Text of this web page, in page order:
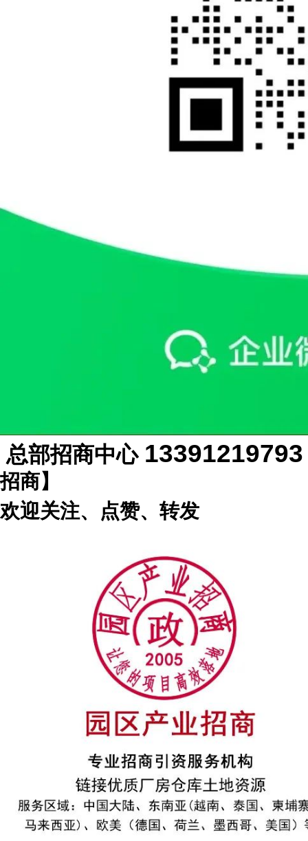
总部招商中心
招商】
欢迎关注、点赞、转发